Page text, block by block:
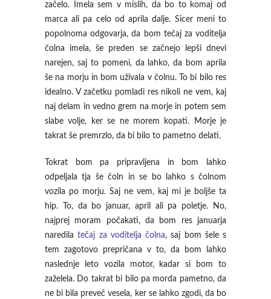
začelo. Imela sem v mislih, da bo to komaj od
marca ali pa celo od aprila dalje. Sicer meni to
popolnoma odgovarja, da bom tečaj za voditelja
čolna imela, še preden se začnejo lepši dnevi
narejen, saj to pomeni, da lahko, da bom aprila
še na morju in bom uživala v čolnu. To bi bilo res
idealno. V začetku pomladi res nikoli ne vem, kaj
naj delam in vedno grem na morje in potem sem
slabe volje, ker se ne morem kopati. Morje je
takrat še premrzlo, da bi bilo to pametno delati.
Tokrat bom pa pripravljena in bom lahko
odpeljala tja še čoln in se bo lahko s čolnom
vozila po morju. Saj ne vem, kaj mi je boljše ta
hip. To, da bo januar, april ali pa poletje. No,
najprej moram počakati, da bom res januarja
naredilatečaj za voditelja čolna, saj bom šele s
tem zagotovo prepričana v to, da bom lahko
naslednje leto vozila motor, kadar si bom to
zaželela. Do takrat bi bilo pa morda pametno, da
ne bi bila preveč vesela, ker se lahko zgodi, da bo